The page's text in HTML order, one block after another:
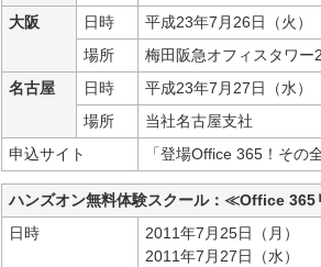
大阪
日時
平成23年7月26日（火）
場所
梅田阪急オフィスタワー
名古屋
日時
平成23年7月27日（水）
場所
当社名古屋支社
申込サイト
「登場Office 365！その
ハンズオン無料体験スクール：≪Office
日時
2011年7月25日（月）
2011年7月27日（水）